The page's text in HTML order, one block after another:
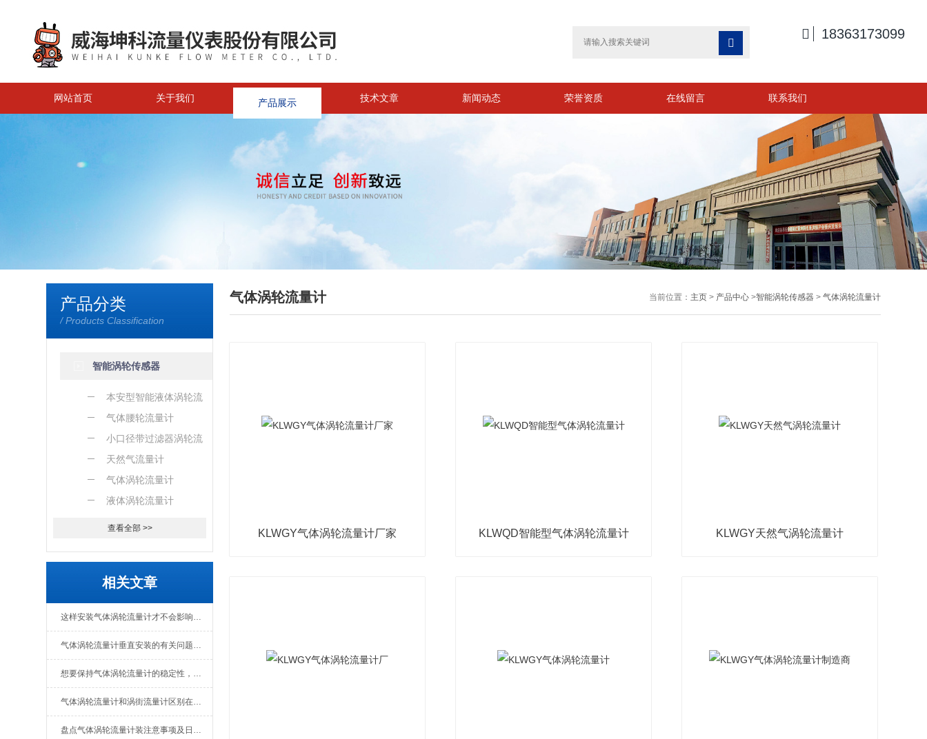

 18363173099
网站首页 关于我们 产品展示 技术文章 新闻动态 荣誉资质 在线留言 联系我们
产品分类
/ Products Classification
智能涡轮传感器
本安型智能液体涡轮流
量计
气体腰轮流量计
小口径带过滤器涡轮流
量计
天然气流量计
气体涡轮流量计
液体涡轮流量计
查看全部 >>
相关文章
这样安装气体涡轮流量计才不会影响其运行
气体涡轮流量计垂直安装的有关问题说明
想要保持气体涡轮流量计的稳定性，定期检定不可少
气体涡轮流量计和涡街流量计区别在哪里？
盘点气体涡轮流量计装注意事项及日常维护
气体涡轮流量计 当前位置： 主页> 产品中心>智能涡轮传感器 > 气体涡轮流量计
KLWGY气体涡轮流量计厂家 KLWQD智能型气体涡轮流量计 KLWGY天然气涡轮流量计